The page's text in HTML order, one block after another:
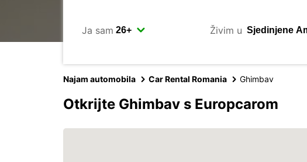
Ja sam Živim u
Najam automobila Car Rental Romania Ghimbav
Otkrijte Ghimbav s Europcarom